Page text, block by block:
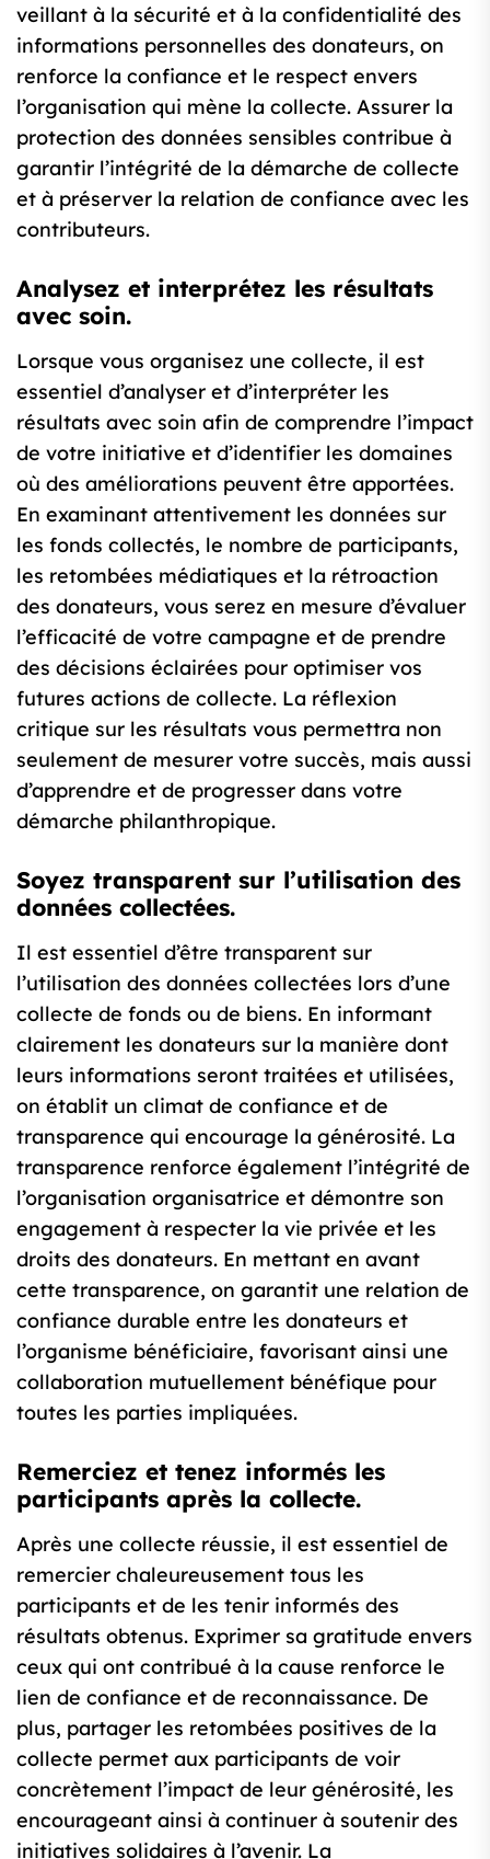
veillant à la sécurité et à la confidentialité des
informations personnelles des donateurs, on
renforce la confiance et le respect envers
l’organisation qui mène la collecte. Assurer la
protection des données sensibles contribue à
garantir l’intégrité de la démarche de collecte
et à préserver la relation de confiance avec les
contributeurs.
Analysez et interprétez les résultats
avec soin.
Lorsque vous organisez une collecte, il est
essentiel d’analyser et d’interpréter les
résultats avec soin afin de comprendre l’impact
de votre initiative et d’identifier les domaines
où des améliorations peuvent être apportées.
En examinant attentivement les données sur
les fonds collectés, le nombre de participants,
les retombées médiatiques et la rétroaction
des donateurs, vous serez en mesure d’évaluer
l’efficacité de votre campagne et de prendre
des décisions éclairées pour optimiser vos
futures actions de collecte. La réflexion
critique sur les résultats vous permettra non
seulement de mesurer votre succès, mais aussi
d’apprendre et de progresser dans votre
démarche philanthropique.
Soyez transparent sur l’utilisation des
données collectées.
Il est essentiel d’être transparent sur
l’utilisation des données collectées lors d’une
collecte de fonds ou de biens. En informant
clairement les donateurs sur la manière dont
leurs informations seront traitées et utilisées,
on établit un climat de confiance et de
transparence qui encourage la générosité. La
transparence renforce également l’intégrité de
l’organisation organisatrice et démontre son
engagement à respecter la vie privée et les
droits des donateurs. En mettant en avant
cette transparence, on garantit une relation de
confiance durable entre les donateurs et
l’organisme bénéficiaire, favorisant ainsi une
collaboration mutuellement bénéfique pour
toutes les parties impliquées.
Remerciez et tenez informés les
participants après la collecte.
Après une collecte réussie, il est essentiel de
remercier chaleureusement tous les
participants et de les tenir informés des
résultats obtenus. Exprimer sa gratitude envers
ceux qui ont contribué à la cause renforce le
lien de confiance et de reconnaissance. De
plus, partager les retombées positives de la
collecte permet aux participants de voir
concrètement l’impact de leur générosité, les
encourageant ainsi à continuer à soutenir des
initiatives solidaires à l’avenir. La